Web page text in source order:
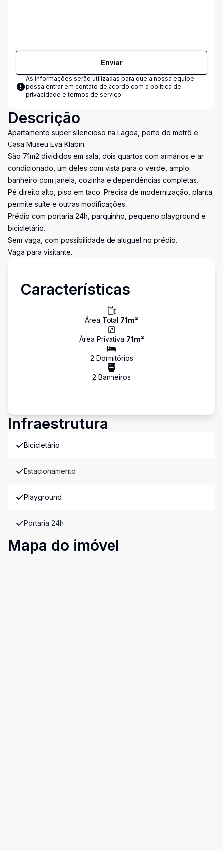
Enviar
As informações serão utilizadas para que a nossa equipe
possa entrar em contato de acordo com a política de
privacidade e termos de serviço
Descrição
Apartamento super silencioso na Lagoa, perto do metrô e
Casa Museu Eva Klabin.
São 71m2 divididos em sala, dois quartos com armários e ar
condicionado, um deles com vista para o verde, amplo
banheiro com janela, cozinha e dependências completas.
Pé direito alto, piso em taco. Precisa de modernização, planta
permite suíte e outras modificações.
Prédio com portaria 24h, parquinho, pequeno playground e
bicicletário.
Sem vaga, com possibilidade de aluguel no prédio.
Vaga para visitante.
Características
Área Total 71m²
Área Privativa 71m²
2 Dormitórios
2 Banheiros
Infraestrutura
Bicicletário
Estacionamento
Playground
Portaria 24h
Mapa do imóvel